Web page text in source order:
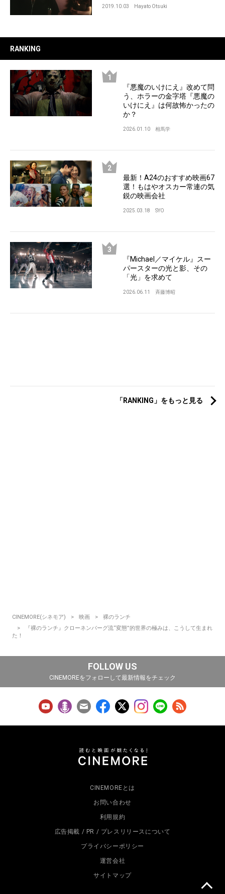
2019.10.03 Hayato Otsuki
RANKING
『悪魔のいけにえ』改めて問
う、ホラーの金字塔『悪魔の
いけにえ』は何故怖かったの
か？
2026.01.10 相馬学
最新！A24のおすすめ映画67
選！もはやオスカー常連の気
鋭の映画会社
2025.03.18 SYO
『Michael／マイケル』スー
パースターの光と影、その
「光」を求めて
2026.06.11 斉藤博昭
「RANKING」をもっと見る
CINEMORE(シネモア) 映画
裸のランチ
『裸のランチ』クローネンバーグ流“変態”的世界の極みは、こうして生まれ
た！
FOLLOW US
CINEMOREをフォローして最新情報をチェック
CINEMOREとは
お問い合わせ
利用規約
広告掲載 / PR / プレスリリースについて
プライバシーポリシー
運営会社
サイトマップ